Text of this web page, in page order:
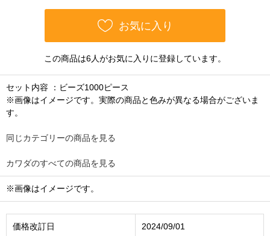
お気に入り
この商品は6人がお気に入りに登録しています。
セット内容 ：ビーズ1000ピース
※画像はイメージです。実際の商品と色みが異なる場合がございま
す。
同じカテゴリーの商品を見る
カワダのすべての商品を見る
※画像はイメージです。
価格改訂日 2024/09/01